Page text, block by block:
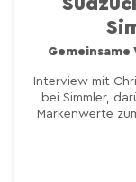
Interview mit
bei Simmler,
Markenwerte